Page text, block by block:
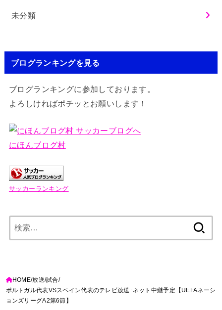
未分類
ブログランキングを見る
ブログランキングに参加しております。
よろしければポチッとお願いします！
にほんブログ村
サッカーランキング
索:
HOME 放送 試合
ポルトガル代表VSスペイン代表のテレビ放送･ネット中継予定【UEFAネーシ
ョンズリーグA2第6節】